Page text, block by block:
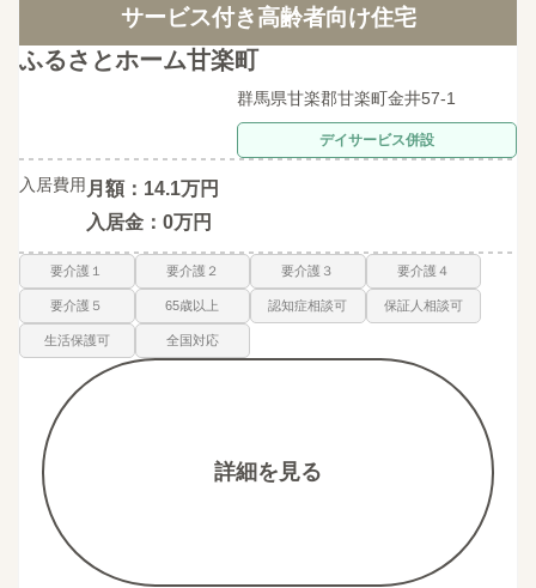
サービス付き高齢者向け住宅
ふるさとホーム甘楽町
群馬県甘楽郡甘楽町金井57-1
デイサービス併設
入居費用 月額：14.1万円
入居金：0万円
要介護１ 要介護２ 要介護３ 要介護４
要介護５ 65歳以上 認知症相談可 保証人相談可
生活保護可 全国対応
詳細を見る